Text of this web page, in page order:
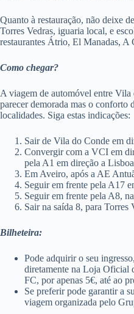
Quanto à restauração, não deixe
Torres Vedras, iguaria local, e
restaurantes Átrio, El Manadas,
Como chegar?
A viagem de automóvel entre Vila
parecer demorada mas o conforto
localidades. Siga estas indicações:
Sair de Vila do Conde em
Convergir com a VCI em
pela A1 em direção a
Em Aveiro, após a AE
Seguir em frente pela A17
Seguir em frente pela A8,
Sair na saída 8, para Torres
Bilheteira:
Pode adquirir o seu
diretamente na Loja Oficial
FC, por apenas 5€, até ao
Se preferir pode garantir a
viagem organizada pelo